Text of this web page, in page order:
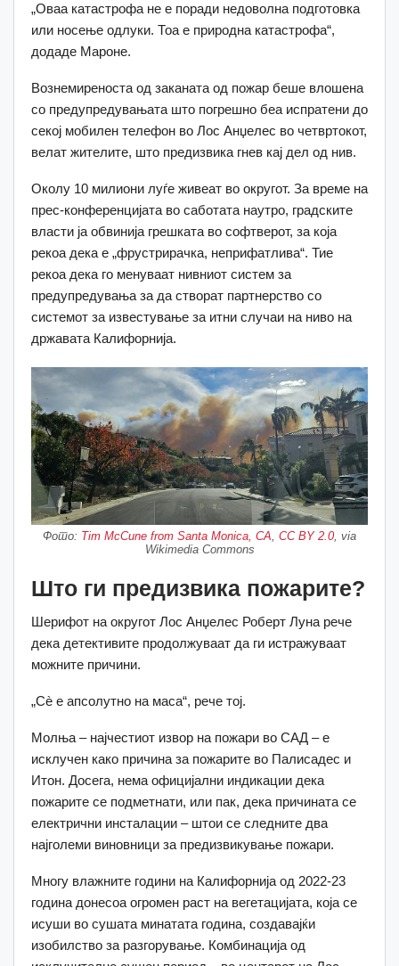
„Оваа катастрофа не е поради недоволна подготовка
или носење одлуки. Тоа е природна катастрофа“,
додаде Мароне.
Вознемиреноста од заканата од пожар беше влошена
со предупредувањата што погрешно беа испратени до
секој мобилен телефон во Лос Анџелес во четвртокот,
велат жителите, што предизвика гнев кај дел од нив.
Околу 10 милиони луѓе живеат во округот. За време на
прес-конференцијата во саботата наутро, градските
власти ја обвинија грешката во софтверот, за која
рекоа дека е „фрустрирачка, неприфатлива“. Тие
рекоа дека го менуваат нивниот систем за
предупредувања за да створат партнерство со
системот за известување за итни случаи на ниво на
државата Калифорнија.
Фото: Tim McCune from Santa Monica, CA CC BY 2.0 , via
Wikimedia Commons
Што ги предизвика пожарите?
Шерифот на округот Лос Анџелес Роберт Луна рече
дека детективите продолжуваат да ги истражуваат
можните причини.
„Сè е апсолутно на маса“, рече тој.
Молња – најчестиот извор на пожари во САД – е
исклучен како причина за пожарите во Палисадес и
Итон. Досега, нема официјални индикации дека
пожарите се подметнати, или пак, дека причината се
електрични инсталации – штои се следните два
најголеми виновници за предизвикување пожари.
Многу влажните години на Калифорнија од 2022-23
година донесоа огромен раст на вегетацијата, која се
исуши во сушата минатата година, создавајќи
изобилство за разгорување. Комбинација од